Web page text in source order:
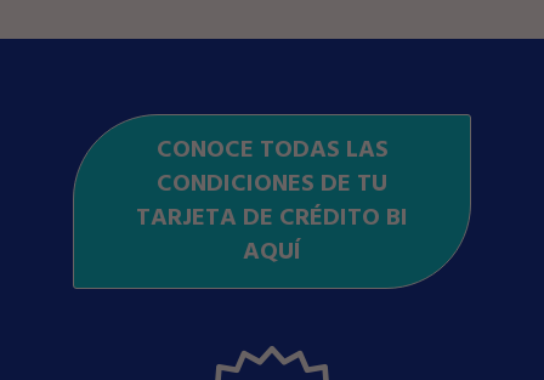
CONOCE TODAS LAS
CONDICIONES DE TU
TARJETA DE CRÉDITO BI
AQUÍ